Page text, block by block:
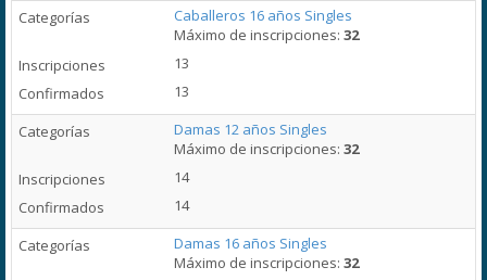
Caballeros 16 años Singles
Máximo de inscripciones:32
13
13
Damas 12 años Singles
Máximo de inscripciones:32
14
14
Damas 16 años Singles
Máximo de inscripciones:32